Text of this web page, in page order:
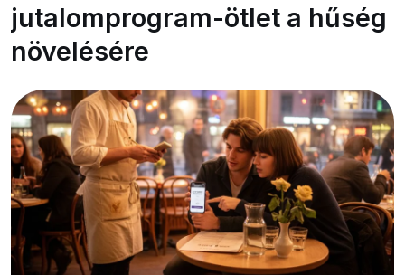
jutalomprogram-ötlet a hűség
növelésére